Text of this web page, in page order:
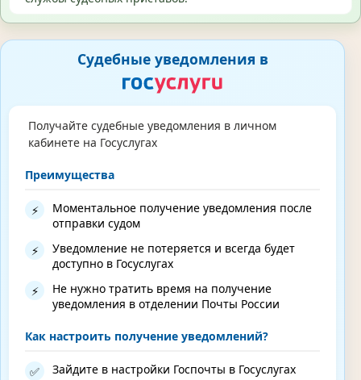
Судебные уведомления в
Получайте судебные уведомления в личном
кабинете на Госуслугах
Преимущества
⚡
Моментальное получение уведомления после
отправки судом
⚡
Уведомление не потеряется и всегда будет
доступно в Госуслугах
⚡
Не нужно тратить время на получение
уведомления в отделении Почты России
Как настроить получение уведомлений?
✅ Зайдите в настройки Госпочты в Госуслугах